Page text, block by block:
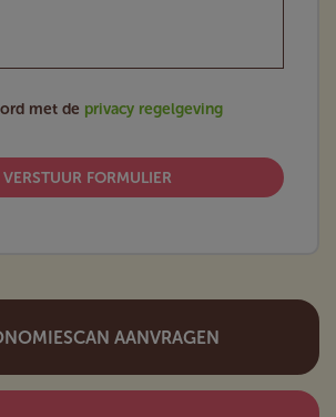
met de privacy regelgeving
VERSTUUR FORMULIER
AANVRAGEN